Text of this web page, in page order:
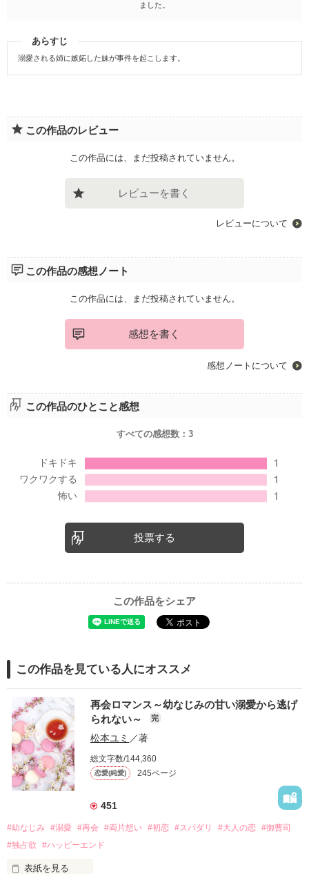
ました。
あらすじ
溺愛される姉に嫉妬した妹が事件を起こします。
この作品のレビュー
この作品には、まだ投稿されていません。
レビューを書く
レビューについて
この作品の感想ノート
この作品には、まだ投稿されていません。
感想を書く
感想ノートについて
この作品のひとこと感想
すべての感想数： 3
投票する
この作品をシェア
この作品を見ている人にオススメ
再会ロマンス～幼なじみの甘い溺愛から逃げ
られない～
完
松本ユミ ／著
総文字数/144,360
恋愛(純愛) 245ページ
451
#幼なじみ #溺愛 #再会 #両片想い #初恋 #スパダリ #大人の恋 #御曹司
#独占欲
#ハッピーエンド
表紙を見る